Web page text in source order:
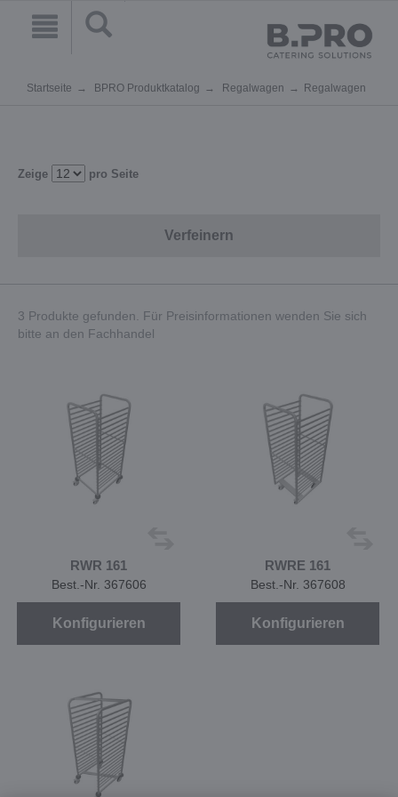
Startseite BPRO Produktkatalog Regalwagen Regalwagen
Zeige pro Seite
Verfeinern
3 Produkte gefunden. Für Preisinformationen wenden Sie sich
bitte an den Fachhandel
RWR 161
Best.-Nr. 367606
Konfigurieren
RWRE 161
Best.-Nr. 367608
Konfigurieren